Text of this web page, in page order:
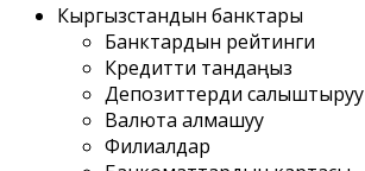
Кыргызстандын банктары
Банктардын рейтинги
Кредитти тандаңыз
Депозиттерди салыштыруу
Валюта алмашуу
Филиалдар